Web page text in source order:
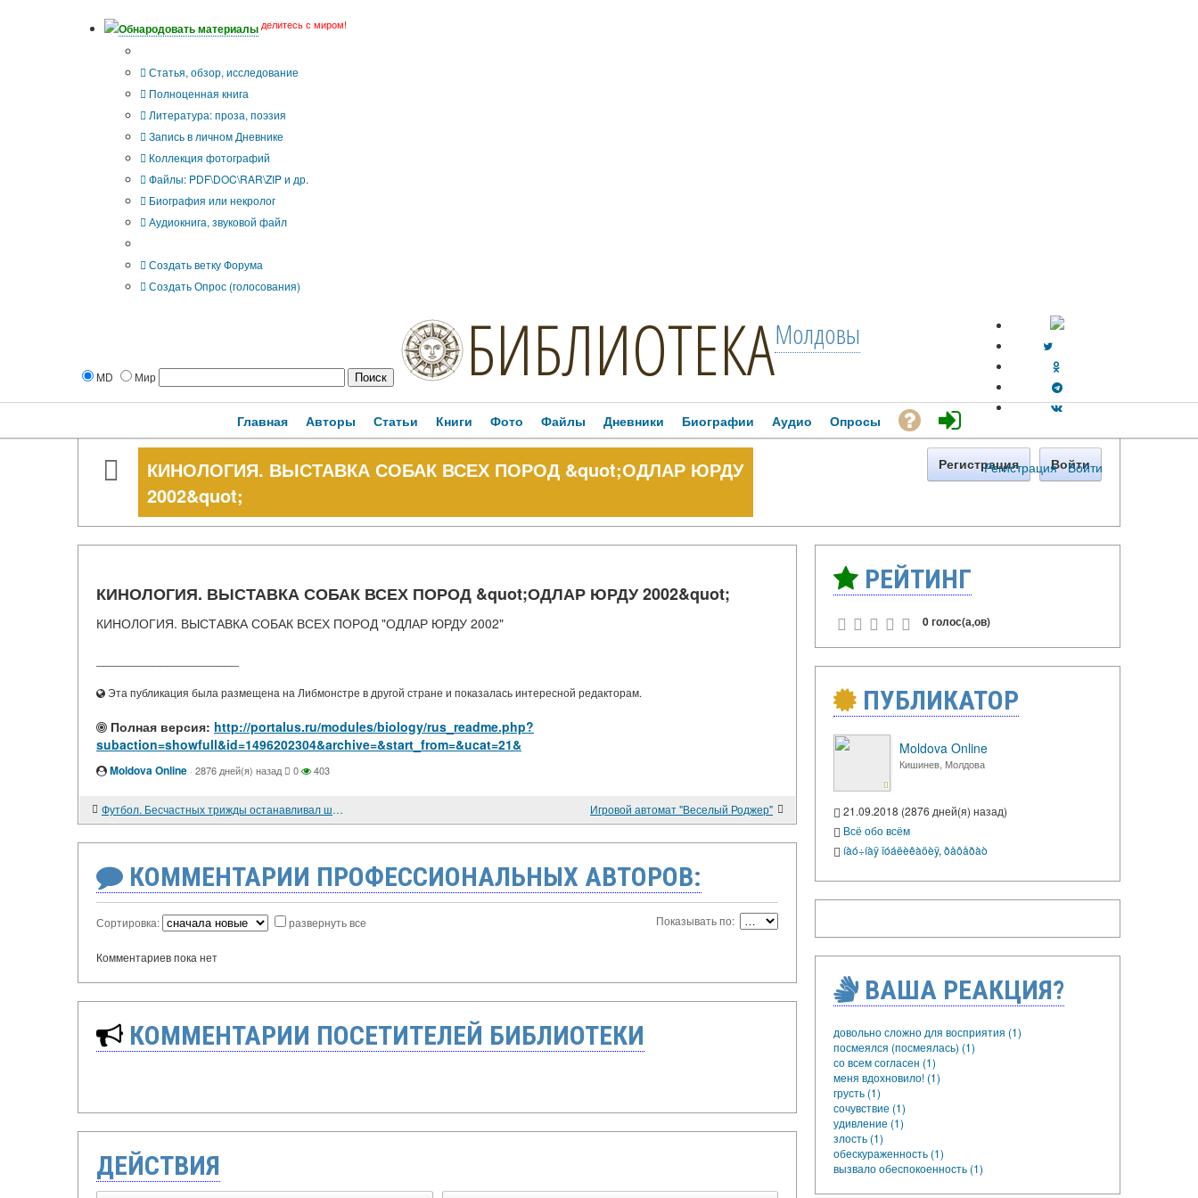
Обнародовать материалы делитесь с миром!
Статья, обзор, исследование
Полноценная книга
Литература: проза, поэзия
Запись в личном Дневнике
Коллекция фотографий
Файлы: PDF\DOC\RAR\ZIP и др.
Биография или некролог
Аудиокнига, звуковой файл
Создать ветку Форума
Создать Опрос (голосования)
MD Мир БИБЛИОТЕКАМолдовы
Регистрация · Войти
Главная Авторы Статьи Книги Фото Файлы Дневники Биографии Аудио Опросы
КИНОЛОГИЯ. ВЫСТАВКА СОБАК ВСЕХ ПОРОД &quot;ОДЛАР ЮРДУ
2002&quot;
Регистрация Войти
КИНОЛОГИЯ. ВЫСТАВКА СОБАК ВСЕХ ПОРОД &quot;ОДЛАР ЮРДУ 2002&quot;
КИНОЛОГИЯ. ВЫСТАВКА СОБАК ВСЕХ ПОРОД "ОДЛАР ЮРДУ 2002"
Эта публикация была размещена на Либмонстре в другой стране и показалась интересной редакторам.
Полная версия: http://portalus.ru/modules/biology/rus_readme.php?
subaction=showfull&id=1496202304&archive=&start_from=&ucat=21&
Moldova Online · 2876 дней(я) назад 0 403
Футбол. Бесчастных трижды останавливал швейцарские часы Игровой автомат "Веселый Роджер"
КОММЕНТАРИИ ПРОФЕССИОНАЛЬНЫХ АВТОРОВ:
Сортировка: развернуть все Показывать по:
Комментариев пока нет
КОММЕНТАРИИ ПОСЕТИТЕЛЕЙ БИБЛИОТЕКИ
ДЕЙСТВИЯ
РЕЙТИНГ
0 голос(а,ов)
ПУБЛИКАТОР
Moldova Online
Кишинев, Молдова
21.09.2018 (2876 дней(я) назад)
Всё обо всём
íàó÷íàÿ ïóáëèêàöèÿ, ðåôåðàò
ВАША РЕАКЦИЯ?
довольно сложно для восприятия (1)
посмеялся (посмеялась) (1)
со всем согласен (1)
меня вдохновило! (1)
грусть (1)
сочувствие (1)
удивление (1)
злость (1)
обескураженность (1)
вызвало обеспокоенность (1)